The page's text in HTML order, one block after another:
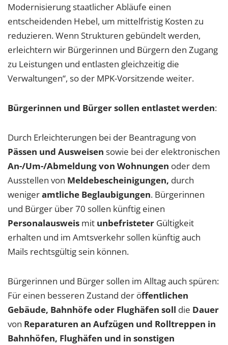
Modernisierung staatlicher Abläufe einen
entscheidenden Hebel, um mittelfristig Kosten zu
reduzieren. Wenn Strukturen gebündelt werden,
erleichtern wir Bürgerinnen und Bürgern den Zugang
zu Leistungen und entlasten gleichzeitig die
Verwaltungen“, so der MPK-Vorsitzende weiter.
Bürgerinnen und Bürger sollen entlastet werden:
Durch Erleichterungen bei der Beantragung von
Pässen und Ausweisen sowie bei der elektronischen
An-/Um-/Abmeldung von Wohnungen oder dem
Ausstellen von Meldebescheinigungen, durch
wenigeramtliche Beglaubigungen. Bürgerinnen
und Bürger über 70 sollen künftig einen
Personalausweis mit unbefristeter Gültigkeit
erhalten und im Amtsverkehr sollen künftig auch
Mails rechtsgültig sein können.
Bürgerinnen und Bürger sollen im Alltag auch spüren:
Für einen besseren Zustand der öffentlichen
Gebäude, Bahnhöfe oder Flughäfen soll die Dauer
von Reparaturen an Aufzügen und Rolltreppen in
Bahnhöfen, Flughäfen und in sonstigen